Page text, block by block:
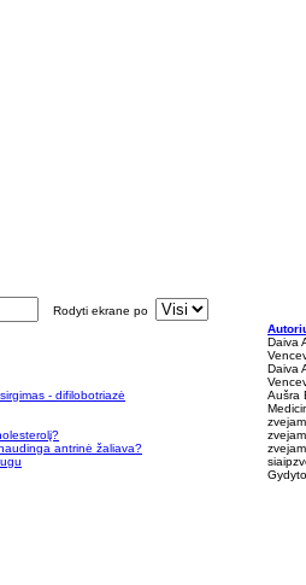
Rodyti ekrane po
Daiva
Daiva
- difilobotriazė
Aušra
antrinė žaliava?